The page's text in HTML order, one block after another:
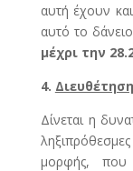
αυτή έχουν
αυτό το
μέχρι την
4.
Δίνεται η
μορφής,